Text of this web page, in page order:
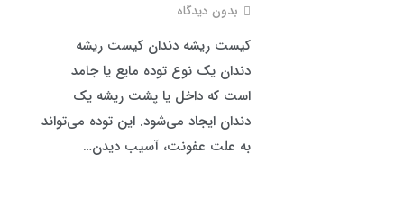
بدون دیدگاه
کیست ریشه دندان کیست ریشه
دندان یک نوع توده مایع یا جامد
است که داخل یا پشت ریشه یک
دندان ایجاد می‌شود. این توده می‌تواند
به علت عفونت، آسیب دیدن…